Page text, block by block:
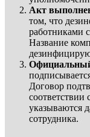
Акт
том, что
работниками
Название
Официальный
Договор
соответствии
указываются
сотрудника.